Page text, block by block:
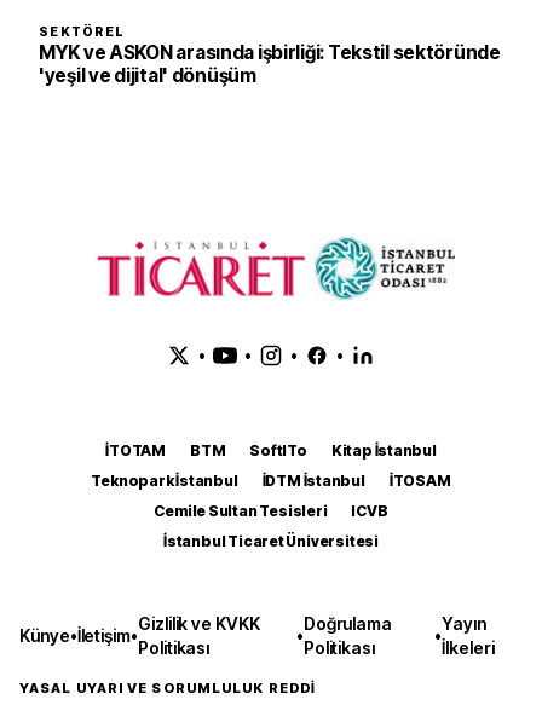
SEKTÖREL
MYK ve ASKON arasında işbirliği: Tekstil sektöründe
'yeşil ve dijital' dönüşüm
• • • •
İTOTAM BTM SoftITo
Kitap İstanbul
Teknopark İstanbul
İDTM İstanbul
İTOSAM
Cemile Sultan Tesisleri
ICVB
İstanbul Ticaret Üniversitesi
Künye•İletişim•
Gizlilik ve KVKK
Politikası
•
Doğrulama
Politikası
•
Yayın
İlkeleri
YASAL UYARI VE SORUMLULUK REDDİ